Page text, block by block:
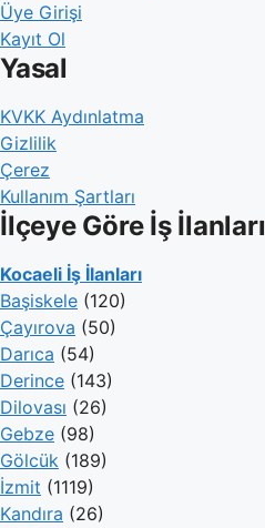
Üye Girişi
Kayıt Ol
Yasal
KVKK Aydınlatma
Gizlilik
Çerez
Kullanım Şartları
İlçeye Göre İş İlanları
Kocaeli İş İlanları
Başiskele (120)
Çayırova (50)
Darıca (54)
Derince (143)
Dilovası (26)
Gebze (98)
Gölcük (189)
İzmit (1119)
Kandıra (26)